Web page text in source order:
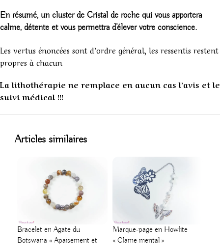
En résumé, un cluster de Cristal de roche qui vous apportera
calme, détente et vous permettra d’élever votre conscience.
Les vertus énoncées sont d’ordre général, les ressentis restent
propres à chacun
La lithothérapie ne remplace en aucun cas l’avis et le
suivi médical !!!
Articles similaires
Bracelet en Agate du
Botswana « Apaisement et
Marque-page en Howlite
« Clame mental »